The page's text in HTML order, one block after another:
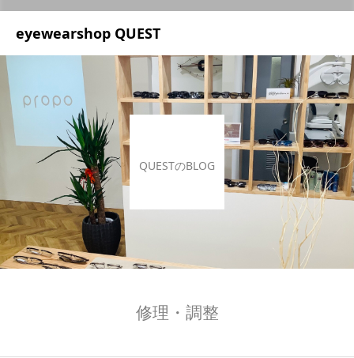
eyewearshop QUEST
QUESTのBLOG
修理・調整